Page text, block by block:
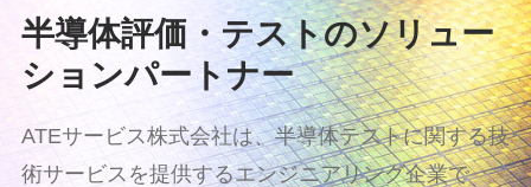
半導体評価・テストのソリュー
ションパートナー
ATEサービス株式会社は、半導体テストに関する技
術サービスを提供するエンジニアリング企業で